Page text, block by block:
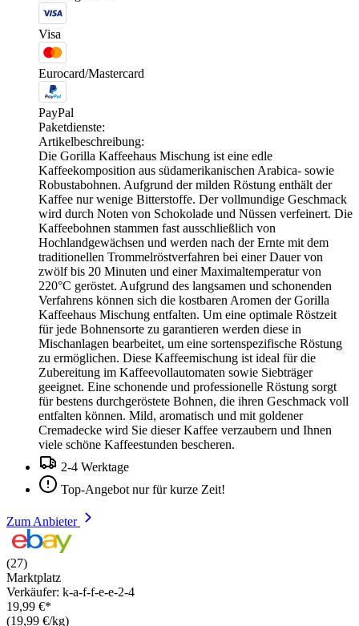
Visa
Eurocard/Mastercard
PayPal
Paketdienste:
Artikelbeschreibung:
Die Gorilla Kaffeehaus Mischung ist eine edle
Kaffeekomposition aus südamerikanischen Arabica- sowie
Robustabohnen. Aufgrund der milden Röstung enthält der
Kaffee nur wenige Bitterstoffe. Der vollmundige Geschmack
wird durch Noten von Schokolade und Nüssen verfeinert. Die
Kaffeebohnen stammen fast ausschließlich von
Hochlandgewächsen und werden nach der Ernte mit dem
traditionellen Trommelröstverfahren bei einer Dauer von
zwölf bis 20 Minuten und einer Maximaltemperatur von
220°C geröstet. Aufgrund des langsamen und schonenden
Verfahrens können sich die kostbaren Aromen der Gorilla
Kaffeehaus Mischung entfalten. Um eine optimale Röstzeit
für jede Bohnensorte zu garantieren werden diese in
Mischanlagen bearbeitet, um eine sortenspezifische Röstung
zu ermöglichen. Diese Kaffeemischung ist ideal für die
Zubereitung im Kaffeevollautomaten sowie Siebträger
geeignet. Eine schonende und professionelle Röstung sorgt
für bestens durchgeröstete Bohnen, die ihren Geschmack voll
entfalten können. Mild, aromatisch und mit goldener
Cremadecke wird Sie dieser Kaffee verzaubern und Ihnen
viele schöne Kaffeestunden bescheren.
2-4 Werktage
Top-Angebot nur für kurze Zeit!
Zum Anbieter
(27)
Marktplatz
Verkäufer: k-a-f-f-e-e-2-4
19,99 €*
(19,99 €/kg)